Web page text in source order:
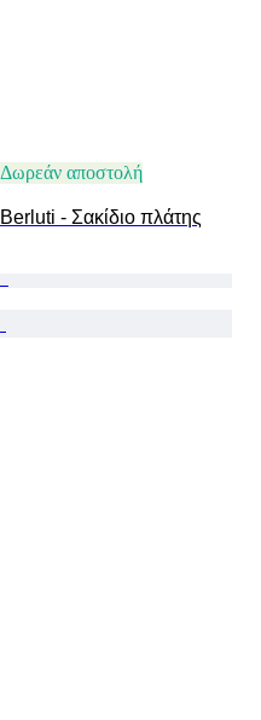
Δωρεάν αποστολή
Berluti - Σακίδιο πλάτης